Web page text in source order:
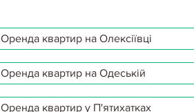
Оренда квартир на Олексіївці
Оренда квартир на Одеській
Оренда квартир у П'ятихатках